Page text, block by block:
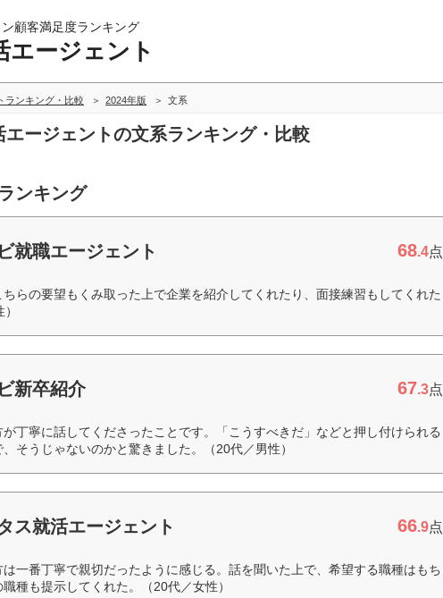
顧客満足度ランキング
エージェント
ランキング・比較 2024年版 文系
エージェントの文系ランキング・比較
ンキング
就職エージェント 68.4点
らの要望もくみ取った上で企業を紹介してくれたり、面接練習もしてくれた
新卒紹介 67.3点
丁寧に話してくださったことです。「こうすべきだ」などと押し付けられる
そうじゃないのかと驚きました。（20代／男性）
ス就活エージェント 66.9点
一番丁寧で親切だったように感じる。話を聞いた上で、希望する職種はもち
種も提示してくれた。（20代／女性）